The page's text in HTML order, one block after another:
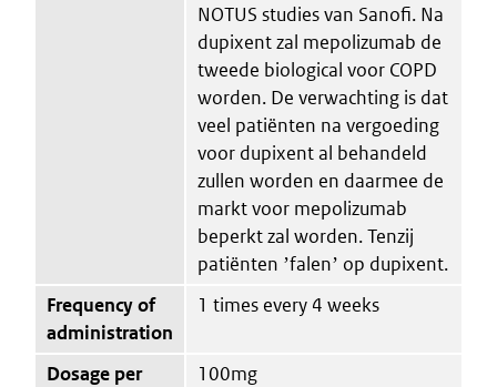
NOTUS studies van Sanofi. Na
dupixent zal mepolizumab de
tweede biological voor COPD
worden. De verwachting is dat
veel patiënten na vergoeding
voor dupixent al behandeld
zullen worden en daarmee de
markt voor mepolizumab
beperkt zal worden. Tenzij
patiënten ʼfalenʼ op dupixent.
Frequency of
administration
1 times every 4 weeks
Dosage per
100mg